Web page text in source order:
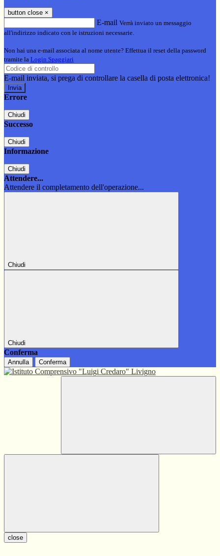
button close ×
E-mail Verrà inviato un messaggio
all'indirizzo indicato con le istruzioni necessarie.
Non hai una e-mail associata al nome utente? Effettua il reset della password
tramite la Login Spaggiari
E-mail inviata, si prega di controllare la casella di posta elettronica!
Errore
Chiudi
Successo
Chiudi
Informazione
Chiudi
Attendere...
Attendere il completamento dell'operazione...
Chiudi
Chiudi
Conferma
Annulla Conferma
close